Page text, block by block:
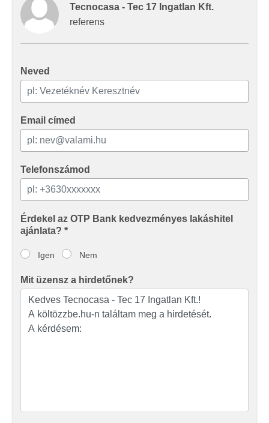
Tecnocasa - Tec 17 Ingatlan Kft.
referens
Neved
Email címed
Telefonszámod
Érdekel az OTP Bank kedvezményes lakáshitel
ajánlata? *
Igen Nem
Mit üzensz a hirdetőnek?